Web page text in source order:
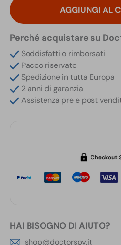
GSM
di
Durata
Occultata
in
Orologio
Aereo
da
AGGIUNGI AL
Perché acquistare su
Soddisfatti o rimborsati
Pacco riservato
Spedizione in tutta Europa
2 anni di garanzia
Assistenza pre e post
HAI BISOGNO DI AIUTO?
shop@doctorspy.it